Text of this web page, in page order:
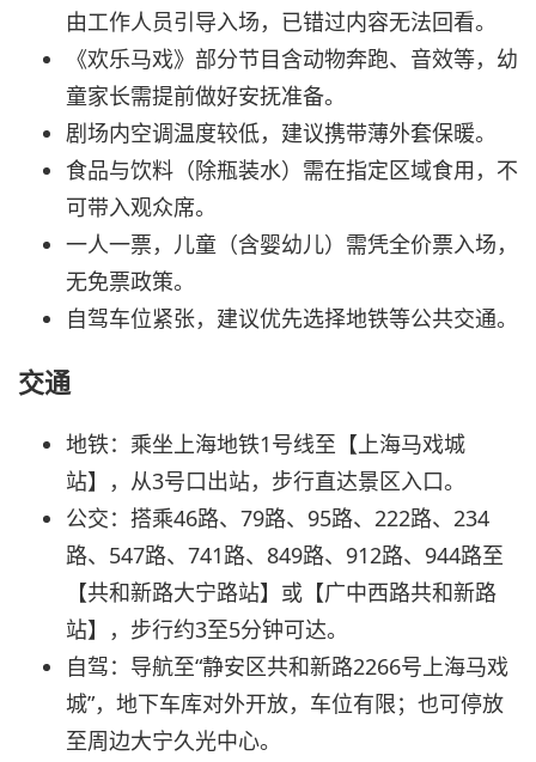
由工作人员引导入场，已错过内容无法回看。
《欢乐马戏》部分节目含动物奔跑、音效等，幼
童家长需提前做好安抚准备。
剧场内空调温度较低，建议携带薄外套保暖。
食品与饮料（除瓶装水）需在指定区域食用，不
可带入观众席。
一人一票，儿童（含婴幼儿）需凭全价票入场，
无免票政策。
自驾车位紧张，建议优先选择地铁等公共交通。
交通
地铁：乘坐上海地铁1号线至【上海马戏城
站】，从3号口出站，步行直达景区入口。
公交：搭乘46路、79路、95路、222路、234
路、547路、741路、849路、912路、944路至
【共和新路大宁路站】或【广中西路共和新路
站】，步行约3至5分钟可达。
自驾：导航至“静安区共和新路2266号上海马戏
城”，地下车库对外开放，车位有限；也可停放
至周边大宁久光中心。